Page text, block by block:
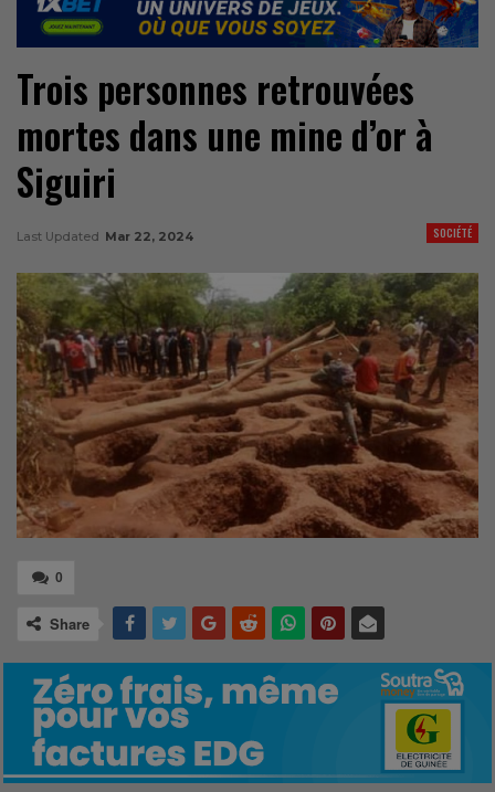
Trois personnes retrouvées
mortes dans une mine d’or à
Siguiri
SOCIÉTÉ
Last Updated Mar 22, 2024
0
Share